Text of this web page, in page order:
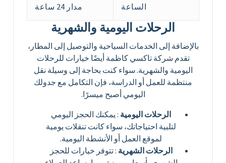
الساعة
مدار 24 ساعة
الرحلات اليومية والشهرية
بالإضافة إلى الخدمات السياحية والتوصيل إلى المطار،
تقدم شركة تاكسي كاظمة أيضًا خيارات للرحلات
اليومية والشهرية. سواء كنت بحاجة إلى وسيلة نقل
منتظمة للعمل أو الدراسة، فإن التكامل مع جدولك
اليومي أصبح ميسرًا.
الرحلات اليومية: يمكنك الحجز اليومي
لتلبية احتياجاتك، سواء كانت تنقلات يومية
لموقع العمل أو الأنشطة اليومية.
الرحلات الشهرية: تتوفر خيارات للحجز